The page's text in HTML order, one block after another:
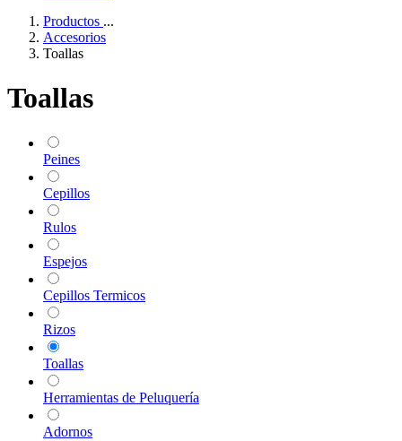
Productos ...
Accesorios
Toallas
Toallas
Peines
Cepillos
Rulos
Espejos
Cepillos Termicos
Rizos
Toallas
Herramientas de Peluquería
Adornos